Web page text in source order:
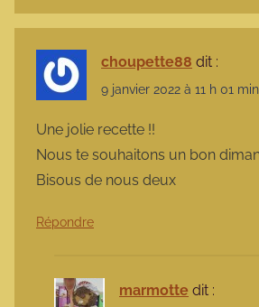
choupette88 dit :
9 janvier 2022 à 11 h 01 min
Une jolie recette !!
Nous te souhaitons un bon
Bisous de nous deux
Répondre
marmotte dit :